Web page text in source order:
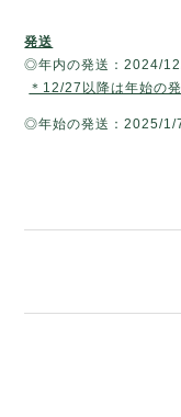
発送
◎年内の発送：2024/
＊12/27以降は年始の
◎年始の発送：2025/1/